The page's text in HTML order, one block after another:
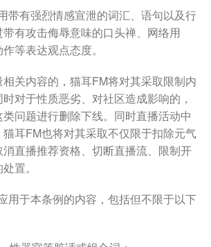
带有强烈情感宣泄的词汇、语句以及行
有攻击侮辱意味的口头禅、网络用
等表达观点态度。
关内容的，猫耳FM将对其采取限制内
对于性质恶劣、对社区造成影响的，
问题进行删除下线。同时直播活动中
耳FM也将对其采取不仅限于扣除元气
直播推荐资格、切断直播流、限制开
置。
用于本条例的内容，包括但不限于以下